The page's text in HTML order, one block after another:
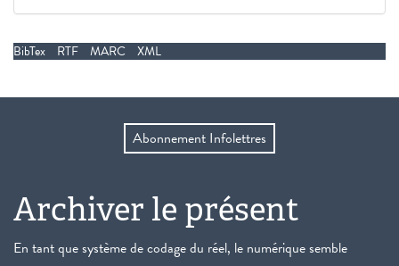
BibTex RTF MARC XML
Abonnement Infolettres
Archiver le présent
En tant que système de codage du réel, le numérique semble